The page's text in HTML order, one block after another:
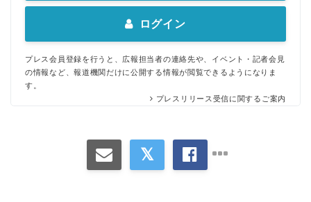
ログイン
プレス会員登録を行うと、広報担当者の連絡先や、イベント・記者会見
の情報など、報道機関だけに公開する情報が閲覧できるようになりま
す。
プレスリリース受信に関するご案内